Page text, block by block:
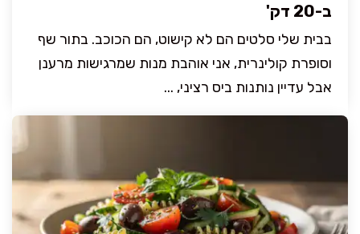
ב-20 דק'
בבית שלי סלטים הם לא קישוט, הם הכוכב. בתור שף
וסופרת קולינרית, אני אוהבת מנות שמרגישות מרענן
אבל עדיין נותנות ביס רציני, ...